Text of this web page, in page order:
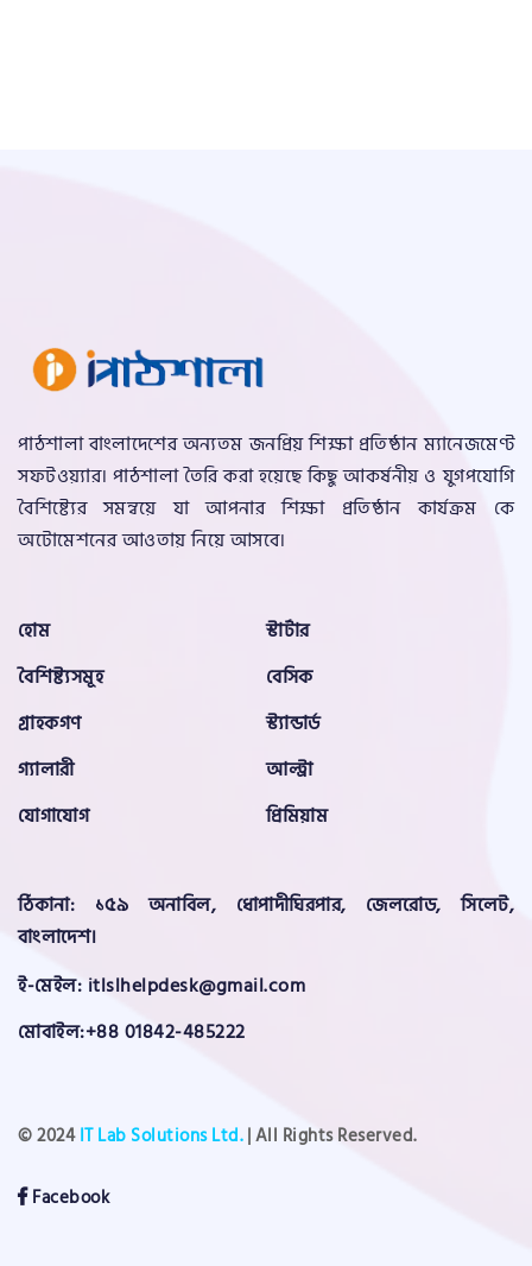
পাঠশালা বাংলাদেশের অন্যতম জনপ্রিয় শিক্ষা প্রতিষ্ঠান ম্যানেজমেণ্ট
সফটওয়্যার। পাঠশালা তৈরি করা হয়েছে কিছু আকর্ষনীয় ও যুগপযোগি
বৈশিষ্ট্যের সমন্বয়ে যা আপনার শিক্ষা প্রতিষ্ঠান কার্যক্রম কে
অটোমেশনের আওতায় নিয়ে আসবে।
হোম
বৈশিষ্ট্যসমূহ
গ্রাহকগণ
গ্যালারী
যোগাযোগ
স্টার্টার
বেসিক
স্ট্যান্ডার্ড
আল্ট্রা
প্রিমিয়াম
ঠিকানা: ১৫৯ অনাবিল, ধোপাদীঘিরপার, জেলরোড, সিলেট,
বাংলাদেশ।
ই-মেইল: itlslhelpdesk@gmail.com
মোবাইল:+88 01842-485222
© 2024IT Lab Solutions Ltd.| All Rights Reserved.
Facebook